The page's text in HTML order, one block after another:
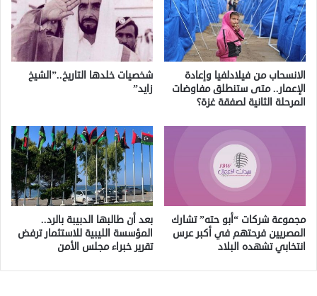
الانسحاب من فيلادلفيا وإعادة
الإعمار.. متى ستنطلق مفاوضات
المرحلة الثانية لصفقة غزة؟
شخصيات خلدها التاريخ..”الشيخ
زايد”
مجموعة شركات “أبو حته” تشارك
المصريين فرحتهم في أكبر عرس
انتخابي تشهده البلاد
بعد أن طالبها الدبيبة بالرد..
المؤسسة الليبية للاستثمار ترفض
تقرير خبراء مجلس الأمن